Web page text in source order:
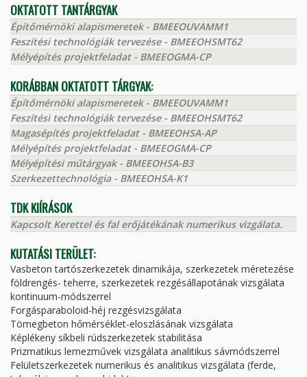
OKTATOTT TANTÁRGYAK
Építőmérnöki alapismeretek - BMEEOUVAMM1
Feszítési technológiák tervezése - BMEEOHSMT62
Mélyépítés projektfeladat - BMEEOGMA-CP
KORÁBBAN OKTATOTT TÁRGYAK:
Építőmérnöki alapismeretek - BMEEOUVAMM1
Feszítési technológiák tervezése - BMEEOHSMT62
Magasépítés projektfeladat - BMEEOHSA-AP
Mélyépítés projektfeladat - BMEEOGMA-CP
Mélyépítési műtárgyak - BMEEOHSA-B3
Szerkezettechnológia - BMEEOHSA-K1
TDK KIÍRÁSOK
Kapcsolt Kerettel és fal erőjátékának numerikus vizgálata.
KUTATÁSI TERÜLET:
Vasbeton tartószerkezetek dinamikája, szerkezetek méretezése
földrengés- teherre, szerkezetek rezgésállapotának vizsgálata
kontinuum-módszerrel
Forgásparaboloid-héj rezgésvizsgálata
Tömegbeton hőmérséklet-eloszlásának vizsgálata
Képlékeny síkbeli rúdszerkezetek stabilitása
Prizmatikus lemezművek vizsgálata analitikus sávmódszerrel
Felületszerkezetek numerikus és analitikus vizsgálata (ferde,